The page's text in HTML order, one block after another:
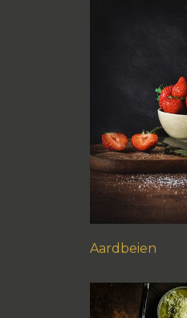
Aardbeien